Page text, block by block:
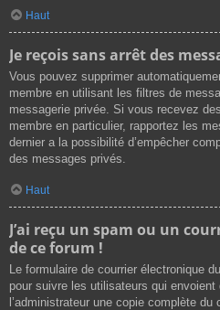
Haut
Je reçois sans arrêt des
Vous pouvez supprimer
membre en utilisant les filtres de
messagerie privée. Si vous recevez
membre en particulier, rapportez les
dernier a la possibilité d’empêcher
des messages privés.
Haut
J’ai reçu un spam ou un
de ce forum !
Le formulaire de courrier électronique
pour suivre les utilisateurs qui
l’administrateur une copie complète